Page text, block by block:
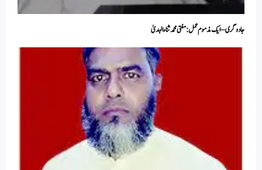
جادو گری – ایک مذموم عمل:مفتی محمد ثناء الہدیٰ